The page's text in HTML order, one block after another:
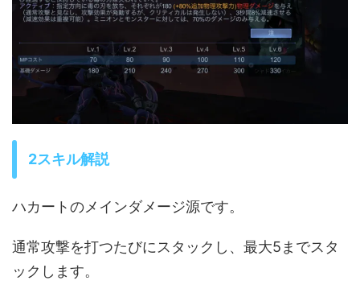
2スキル解説
ハカートのメインダメージ源です。
通常攻撃を打つたびにスタックし、最大5までスタ
ックします。